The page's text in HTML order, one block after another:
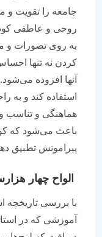
جامعه را تقویت و
روحی و عاطفی کودکان
به روی تصورات و
کردن نه تنها احساس
آنها افزوده می‌شود. کودک
استفاده کند و به راحتی
هماهنگی و تناسب
باعث می‌شود که کودک
پیرامونش تطبیق دهد.
الواح چهار هزارساله
با بررسی تاریخچه
آموزشی که در استان